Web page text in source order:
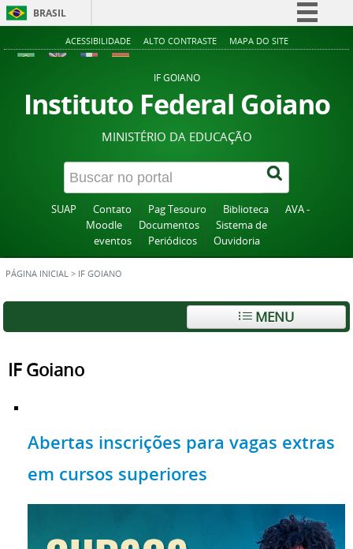
BRASIL
Simplifique!
Acesso à informação
Legislação
Canais
ACESSIBILIDADE ALTO CONTRASTE MAPA DO SITE
IF GOIANO
Instituto Federal Goiano
MINISTÉRIO DA EDUCAÇÃO
SUAP Contato Pag Tesouro Biblioteca
AVA -
Moodle
Documentos
Sistema de
eventos
Periódicos Ouvidoria
PÁGINA INICIAL > IF GOIANO
MENU
IF Goiano
Abertas inscrições para vagas extras
em cursos superiores